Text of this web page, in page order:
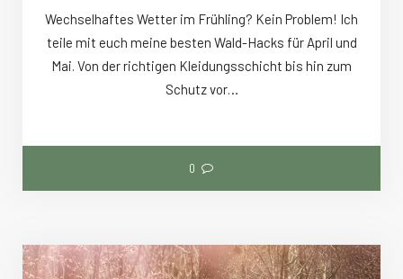
Wechselhaftes Wetter im Frühling? Kein Problem! Ich
teile mit euch meine besten Wald-Hacks für April und
Mai. Von der richtigen Kleidungsschicht bis hin zum
Schutz vor…
0